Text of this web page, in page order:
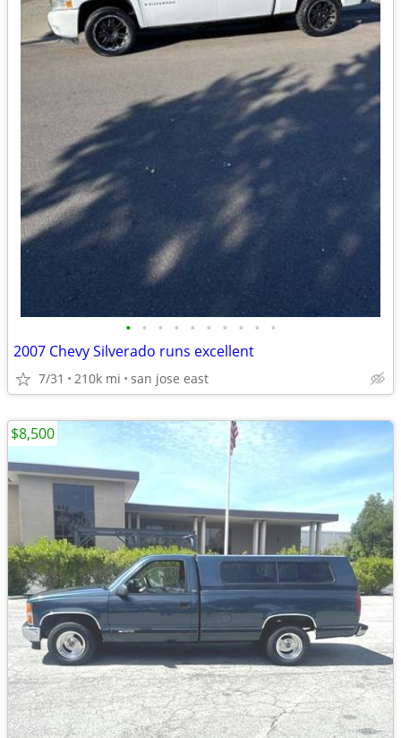
• • • • • • • • • •
2007 Chevy Silverado runs excellent
7/31 210k mi san jose east
$8,500